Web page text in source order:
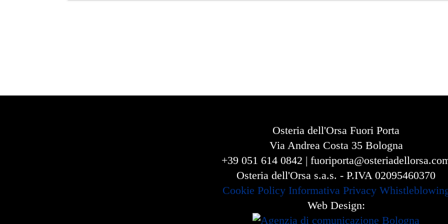
Osteria dell'Orsa Fuori Porta
Via Andrea Costa 35 Bologna
+39 051 614 0842 |
Osteria dell'Orsa s.a.s. - P.IVA 02095460370
Cookie Policy Informativa Privacy
Web Design: